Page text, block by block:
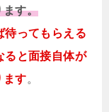
ます。
待ってもらえる
ると面接自体が
ます。